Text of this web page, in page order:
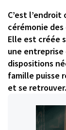
C’est
cérémonie
Elle est créée
une entreprise
dispositions
famille puisse
et se retrouver.